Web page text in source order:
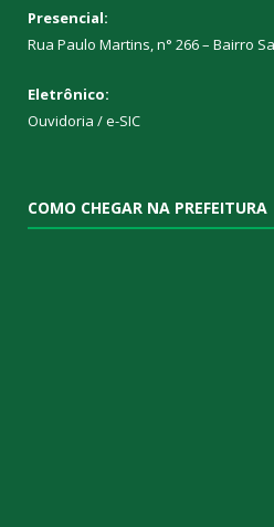
Presencial:
Rua Paulo Martins, n° 266 – Bairro
Eletrônico:
Ouvidoria /e-SIC
COMO CHEGAR NA PREFEITURA